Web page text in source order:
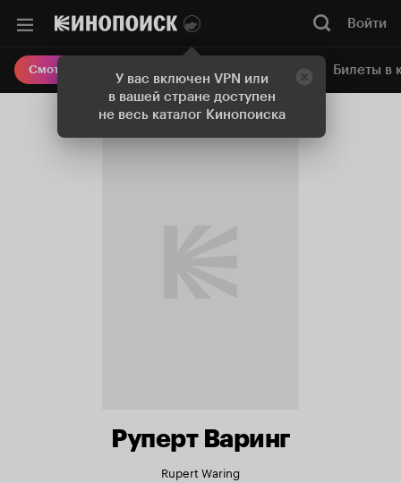
У вас включен VPN или
в вашей стране доступен
не весь каталог Кинопоиска
Войти
Смотреть кино Онлайн-кинотеатр Билеты в
Руперт Варинг
Rupert Waring